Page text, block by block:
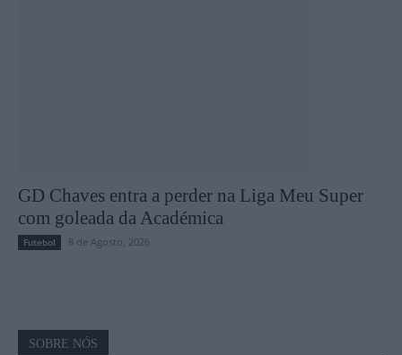
GD Chaves entra a perder na Liga Meu Super
com goleada da Académica
Futebol 8 de Agosto, 2026
SOBRE NÓS